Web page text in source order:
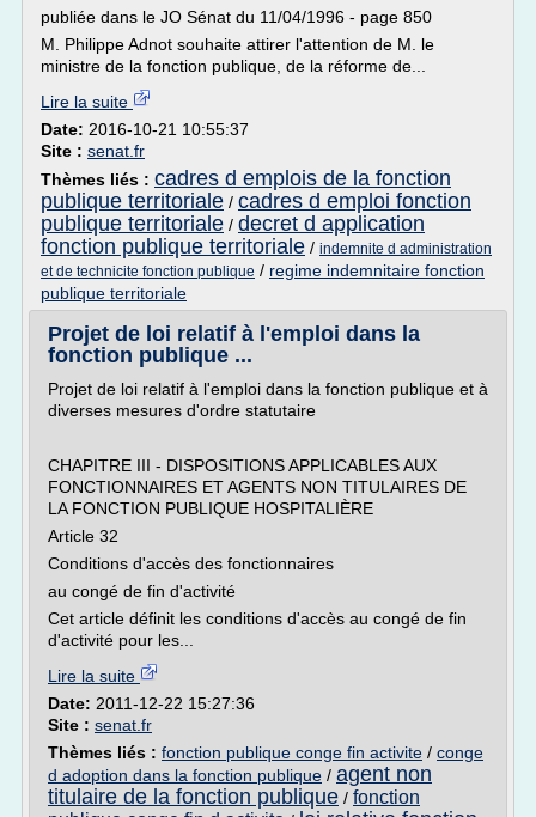
publiée dans le JO Sénat du 11/04/1996 - page 850
M. Philippe Adnot souhaite attirer l'attention de M. le
ministre de la fonction publique, de la réforme de...
Lire la suite
Date: 2016-10-21 10:55:37
Site : senat.fr
Thèmes liés : cadres d emplois de la fonction
publique territoriale / cadres d emploi fonction
publique territoriale / decret d application
fonction publique territoriale / indemnite d administration
et de technicite fonction publique / regime indemnitaire fonction
publique territoriale
Projet de loi relatif à l'emploi dans la
fonction publique ...
Projet de loi relatif à l'emploi dans la fonction publique et à
diverses mesures d'ordre statutaire
CHAPITRE III - DISPOSITIONS APPLICABLES AUX
FONCTIONNAIRES ET AGENTS NON TITULAIRES DE
LA FONCTION PUBLIQUE HOSPITALIÈRE
Article 32
Conditions d'accès des fonctionnaires
au congé de fin d'activité
Cet article définit les conditions d'accès au congé de fin
d'activité pour les...
Lire la suite
Date: 2011-12-22 15:27:36
Site : senat.fr
Thèmes liés : fonction publique conge fin activite / conge
d adoption dans la fonction publique / agent non
titulaire de la fonction publique / fonction